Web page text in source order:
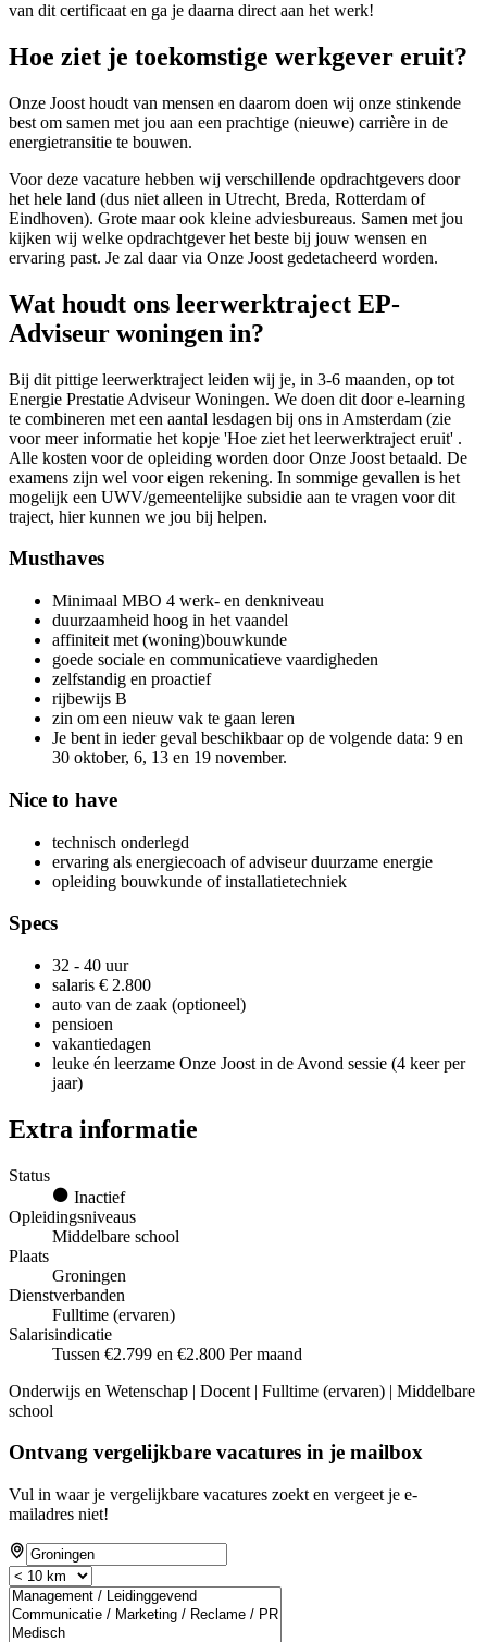
van dit certificaat en ga je daarna direct aan het werk!
Hoe ziet je toekomstige werkgever eruit?
Onze Joost houdt van mensen en daarom doen wij onze stinkende
best om samen met jou aan een prachtige (nieuwe) carrière in de
energietransitie te bouwen.
Voor deze vacature hebben wij verschillende opdrachtgevers door
het hele land (dus niet alleen in Utrecht, Breda, Rotterdam of
Eindhoven). Grote maar ook kleine adviesbureaus. Samen met jou
kijken wij welke opdrachtgever het beste bij jouw wensen en
ervaring past. Je zal daar via Onze Joost gedetacheerd worden.
Wat houdt ons leerwerktraject EP-
Adviseur woningen in?
Bij dit pittige leerwerktraject leiden wij je, in 3-6 maanden, op tot
Energie Prestatie Adviseur Woningen. We doen dit door e-learning
te combineren met een aantal lesdagen bij ons in Amsterdam (zie
voor meer informatie het kopje 'Hoe ziet het leerwerktraject eruit' .
Alle kosten voor de opleiding worden door Onze Joost betaald. De
examens zijn wel voor eigen rekening. In sommige gevallen is het
mogelijk een UWV/gemeentelijke subsidie aan te vragen voor dit
traject, hier kunnen we jou bij helpen.
Musthaves
Minimaal MBO 4 werk- en denkniveau
duurzaamheid hoog in het vaandel
affiniteit met (woning)bouwkunde
goede sociale en communicatieve vaardigheden
zelfstandig en proactief
rijbewijs B
zin om een nieuw vak te gaan leren
Je bent in ieder geval beschikbaar op de volgende data: 9 en
30 oktober, 6, 13 en 19 november.
Nice to have
technisch onderlegd
ervaring als energiecoach of adviseur duurzame energie
opleiding bouwkunde of installatietechniek
Specs
32 - 40 uur
salaris € 2.800
auto van de zaak (optioneel)
pensioen
vakantiedagen
leuke én leerzame Onze Joost in de Avond sessie (4 keer per
jaar)
Extra informatie
Status
Inactief
Opleidingsniveaus
Middelbare school
Plaats
Groningen
Dienstverbanden
Fulltime (ervaren)
Salarisindicatie
Tussen €2.799 en €2.800 Per maand
Onderwijs en Wetenschap | Docent | Fulltime (ervaren) | Middelbare
school
Ontvang vergelijkbare vacatures in je mailbox
Vul in waar je vergelijkbare vacatures zoekt en vergeet je e-
mailadres niet!